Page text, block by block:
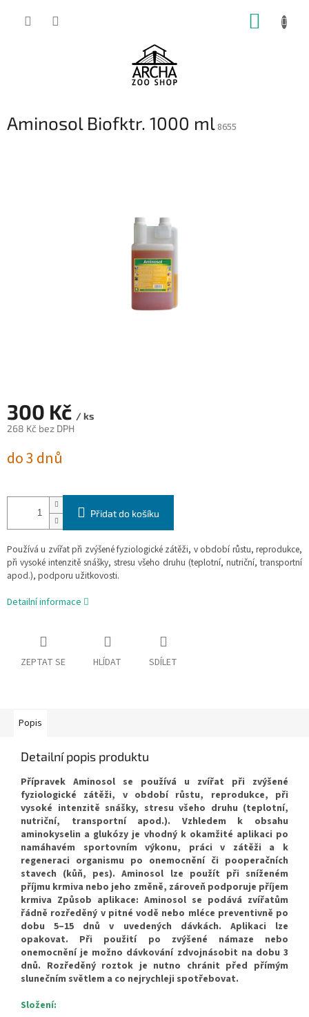
Aminosol Biofktr. 1000 ml 8655
300 Kč / ks
268 Kč bez DPH
cena:
do 3 dnů
Přidat do košíku
Používá u zvířat při zvýšené fyziologické zátěži, v období růstu, reprodukce,
při vysoké intenzitě snášky, stresu všeho druhu (teplotní, nutriční, transportní
apod.), podporu užitkovosti.
Detailní informace
ZEPTAT SE HLÍDAT SDÍLET
Popis
Detailní popis produktu
Přípravek Aminosol se používá u zvířat při zvýšené
fyziologické zátěži, v období růstu, reprodukce, při
vysoké intenzitě snášky, stresu všeho druhu (teplotní,
nutriční, transportní apod.). Vzhledem k obsahu
aminokyselin a glukózy je vhodný k okamžité aplikaci po
namáhavém sportovním výkonu, práci v zátěži a k
regeneraci organismu po onemocnění či pooperačních
stavech (kůň, pes). Aminosol lze použít při sníženém
příjmu krmiva nebo jeho změně, zároveň podporuje příjem
krmiva Způsob aplikace: Aminosol se podává zvířatům
řádně rozředěný v pitné vodě nebo mléce preventivně po
dobu 5–15 dnů v uvedených dávkách. Aplikaci lze
opakovat. Při použití po zvýšené námaze nebo
onemocnění je možno dávkování zdvojnásobit na dobu 3
dnů. Rozředěný roztok je nutno chránit před přímým
slunečním světlem a co nejrychleji spotřebovat.
Složení: